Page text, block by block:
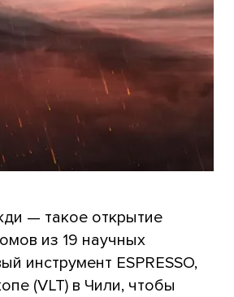
— такое открытие
из 19 научных
инструмент ESPRESSO,
(VLT) в Чили, чтобы